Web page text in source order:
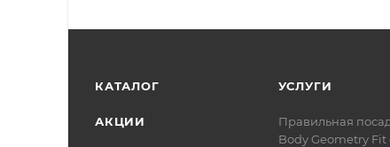
КАТАЛОГ
АКЦИИ
УСЛУГИ
Правильная
Body Geometry Fit